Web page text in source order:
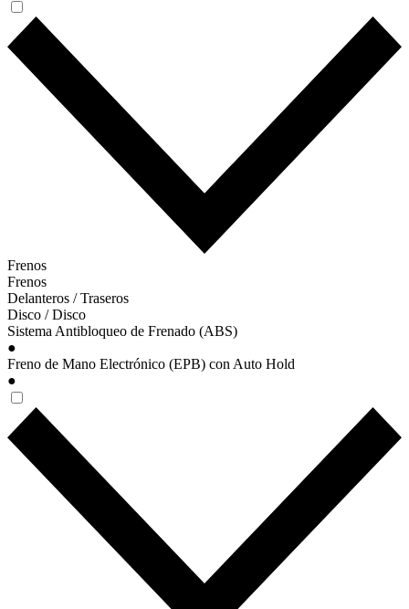
Frenos
Frenos
Delanteros / Traseros
Disco / Disco
Sistema Antibloqueo de Frenado (ABS)
●
Freno de Mano Electrónico (EPB) con Auto Hold
●